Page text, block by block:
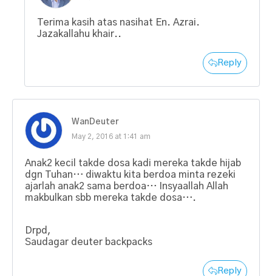
Terima kasih atas nasihat En. Azrai.
Jazakallahu khair..
Reply
WanDeuter
May 2, 2016 at 1:41 am
Anak2 kecil takde dosa kadi mereka takde hijab
dgn Tuhan… diwaktu kita berdoa minta rezeki
ajarlah anak2 sama berdoa… Insyaallah Allah
makbulkan sbb mereka takde dosa….
Drpd,
Saudagar deuter backpacks
Reply